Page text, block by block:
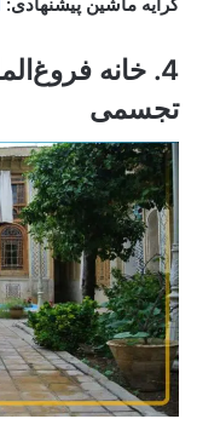
4. خانه
تجسمی